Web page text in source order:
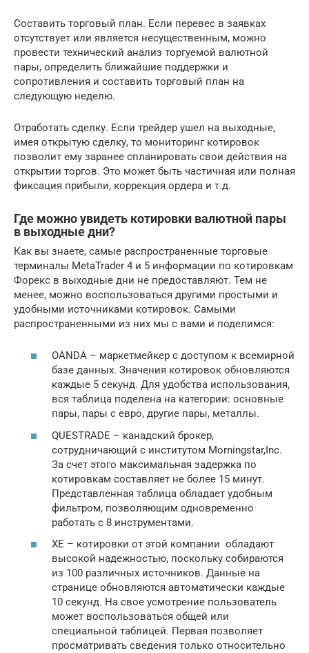
Составить торговый план. Если перевес в заявках
отсутствует или является несущественным, можно
провести технический анализ торгуемой валютной
пары, определить ближайшие поддержки и
сопротивления и составить торговый план на
следующую неделю.
Отработать сделку. Если трейдер ушел на выходные,
имея открытую сделку, то мониторинг котировок
позволит ему заранее спланировать свои действия на
открытии торгов. Это может быть частичная или полная
фиксация прибыли, коррекция ордера и т.д.
Где можно увидеть котировки валютной пары
в выходные дни?
Как вы знаете, самые распространенные торговые
терминалы MetaTrader 4 и 5 информации по котировкам
Форекс в выходные дни не предоставляют. Тем не
менее, можно воспользоваться другими простыми и
удобными источниками котировок. Самыми
распространенными из них мы с вами и поделимся:
OANDA – маркетмейкер c доступом к всемирной
базе данных. Значения котировок обновляются
каждые 5 секунд. Для удобства использования,
вся таблица поделена на категории: основные
пары, пары с евро, другие пары, металлы.
QUESTRADE – канадский брокер,
сотрудничающий с институтом Morningstar,Inc.
За счет этого максимальная задержка по
котировкам составляет не более 15 минут.
Представленная таблица обладает удобным
фильтром, позволяющим одновременно
работать с 8 инструментами.
ХЕ – котировки от этой компании обладают
высокой надежностью, поскольку собираются
из 100 различных источников. Данные на
странице обновляются автоматически каждые
10 секунд. На свое усмотрение пользователь
может воспользоваться общей или
специальной таблицей. Первая позволяет
просматривать сведения только относительно